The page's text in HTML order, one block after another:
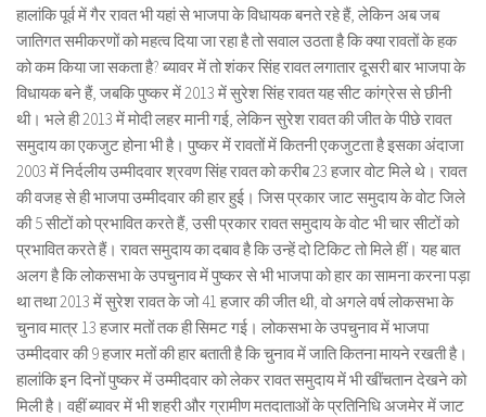
हालांकि पूर्व में गैर रावत भी यहां से भाजपा के विधायक बनते रहे हैं, लेकिन अब जब
जातिगत समीकरणों को महत्व दिया जा रहा है तो सवाल उठता है कि क्या रावतों के हक
को कम किया जा सकता है? ब्यावर में तो शंकर सिंह रावत लगातार दूसरी बार भाजपा के
विधायक बने हैं, जबकि पुष्कर में 2013 में सुरेश सिंह रावत यह सीट कांग्रेस से छीनी
थी। भले ही 2013 में मोदी लहर मानी गई, लेकिन सुरेश रावत की जीत के पीछे रावत
समुदाय का एकजुट होना भी है। पुष्कर में रावतों में कितनी एकजुटता है इसका अंदाजा
2003 में निर्दलीय उम्मीदवार श्रवण सिंह रावत को करीब 23 हजार वोट मिले थे। रावत
की वजह से ही भाजपा उम्मीदवार की हार हुई। जिस प्रकार जाट समुदाय के वोट जिले
की 5 सीटों को प्रभावित करते हैं, उसी प्रकार रावत समुदाय के वोट भी चार सीटों को
प्रभावित करते हैं। रावत समुदाय का दबाव है कि उन्हें दो टिकिट तो मिले हीं। यह बात
अलग है कि लोकसभा के उपचुनाव में पुष्कर से भी भाजपा को हार का सामना करना पड़ा
था तथा 2013 में सुरेश रावत के जो 41 हजार की जीत थी, वो अगले वर्ष लोकसभा के
चुनाव मात्र 13 हजार मतों तक ही सिमट गई। लोकसभा के उपचुनाव में भाजपा
उम्मीदवार की 9 हजार मतों की हार बताती है कि चुनाव में जाति कितना मायने रखती है।
हालांकि इन दिनों पुष्कर में उम्मीदवार को लेकर रावत समुदाय में भी खींचतान देखने को
मिली है। वहीं ब्यावर में भी शहरी और ग्रामीण मतदाताओं के प्रतिनिधि अजमेर में जाट